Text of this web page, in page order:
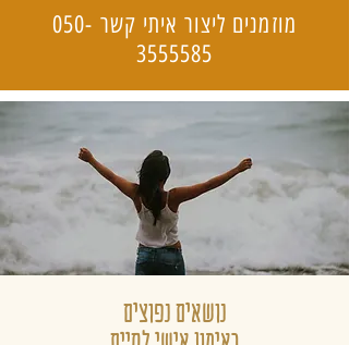
מוזמנים ליצור איתי קשר 050-
3555585
נושאים נפוצים